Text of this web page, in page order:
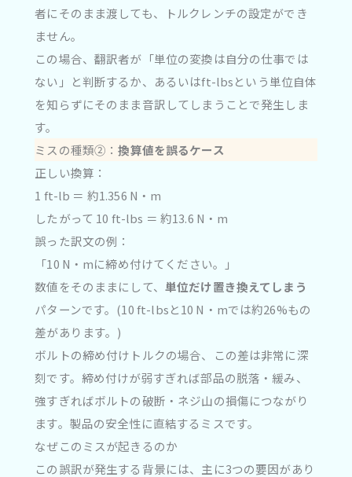
者にそのまま渡しても、トルクレンチの設定ができ
ません。
この場合、翻訳者が「単位の変換は自分の仕事では
ない」と判断するか、あるいはft-lbsという単位自体
を知らずにそのまま音訳してしまうことで発生しま
す。
ミスの種類②：換算値を誤るケース
正しい換算：
1 ft-lb ＝ 約1.356 N・m
したがって 10 ft-lbs ＝ 約13.6 N・m
誤った訳文の例：
「10 N・mに締め付けてください。」
数値をそのままにして、 単位だけ置き換えてしまう
パターンです。(10 ft-lbsと10 N・mでは約26%もの
差があります。)
ボルトの締め付けトルクの場合、この差は非常に深
刻です。締め付けが弱すぎれば部品の脱落・緩み、
強すぎればボルトの破断・ネジ山の損傷につながり
ます。製品の安全性に直結するミスです。
なぜこのミスが起きるのか
この誤訳が発生する背景には、主に3つの要因があり